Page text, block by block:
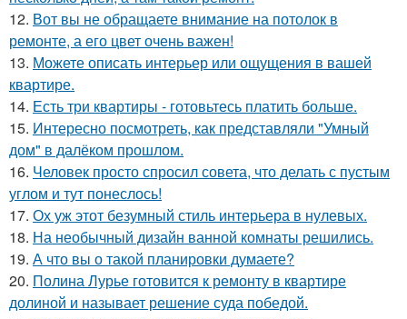
12. Вот вы не обращаете внимание на потолок в
ремонте, а его цвет очень важен!
13. Можете описать интерьер или ощущения в вашей
квартире.
14. Есть три квартиры - готовьтесь платить больше.
15. Интересно посмотреть, как представляли "Умный
дом" в далёком прошлом.
16. Человек просто спросил совета, что делать с пустым
углом и тут понеслось!
17. Ох уж этот безумный стиль интерьера в нулевых.
18. На необычный дизайн ванной комнаты решились.
19. А что вы о такой планировки думаете?
20. Полина Лурье готовится к ремонту в квартире
долиной и называет решение суда победой.